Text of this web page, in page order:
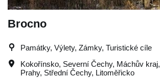
Brocno
Památky, Výlety, Zámky, Turistické cíle
Kokořínsko, Severní Čechy, Máchův kraj,
Prahy, Střední Čechy, Litoměřicko